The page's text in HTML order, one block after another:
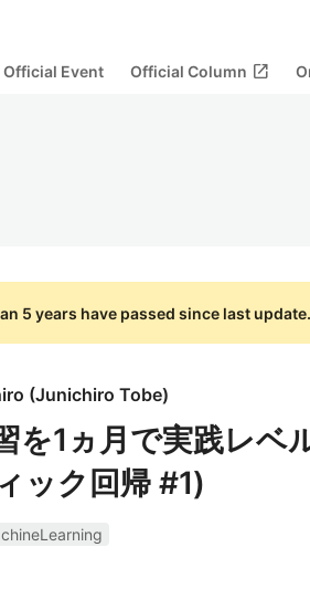
Official Event Official Column open_in_new
5 years have passed since last update.
(Junichiro Tobe)
を1ヵ月で実践レベ
ック回帰 #1)